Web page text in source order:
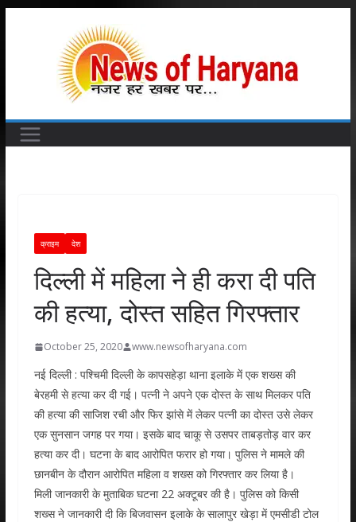
क्राइम देश
दिल्ली में महिला ने ही करा दी पति
की हत्या, दोस्त सहित गिरफ्तार
October 25, 2020 www.newsofharyana.com
नई दिल्ली : पश्चिमी दिल्ली के कापसहेड़ा थाना इलाके में एक शख्स की
बेरहमी से हत्या कर दी गई। पत्नी ने अपने एक दोस्त के साथ मिलकर पति
की हत्या की साजिश रची और फिर झांसे में लेकर पत्नी का दोस्त उसे लेकर
एक सुनसान जगह पर गया। इसके बाद चाकू से उसपर ताबड़तोड़ वार कर
हत्या कर दी। घटना के बाद आरोपित फरार हो गया। पुलिस ने मामले की
छानबीन के दौरान आरोपित महिला व शख्स को गिरफ्तार कर लिया है।
मिली जानकारी के मुताबिक घटना 22 अक्टूबर की है। पुलिस को किसी
शख्स ने जानकारी दी कि बिजवासन इलाके के सालापुर खेड़ा में एमसीडी टोल